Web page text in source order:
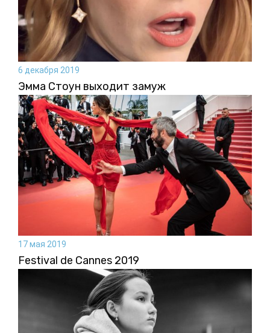
6 декабря 2019
Эмма Стоун выходит замуж
17 мая 2019
Festival de Cannes 2019